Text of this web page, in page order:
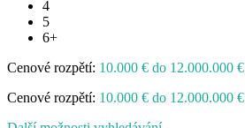
4
5
6+
Cenové rozpětí: 10.000 € do 12.000.000 €
Cenové rozpětí: 10.000 € do 12.000.000 €